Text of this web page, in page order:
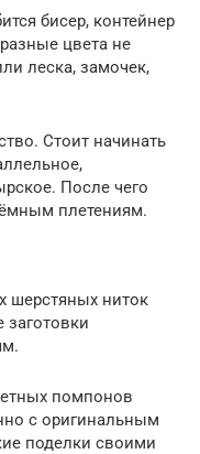
бисер, контейнер
цвета не
леска, замочек,
Стоит начинать
После чего
плетениям.
шерстяных ниток
помпонов
с оригинальным
поделки своими